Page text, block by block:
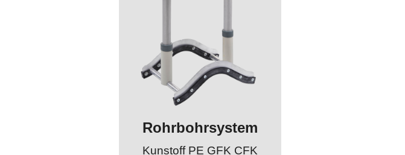
Rohrbohrsystem
Kunstoff PE GFK CFK